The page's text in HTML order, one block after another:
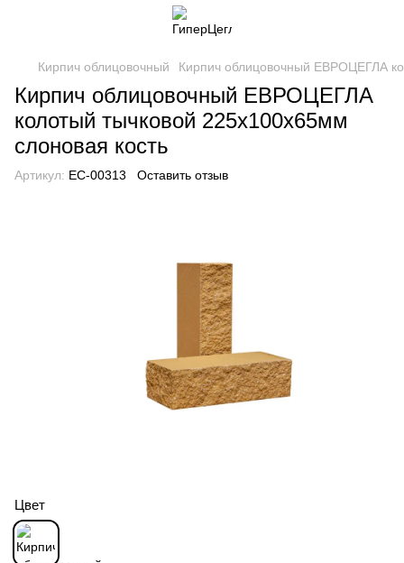
Кирпич облицовочный Кирпич облицовочный ЕВРОЦЕГЛА
Кирпич облицовочный ЕВРОЦЕГЛА
колотый тычковой 225х100х65мм
слоновая кость
Артикул: EC-00313 Оставить отзыв
Цвет